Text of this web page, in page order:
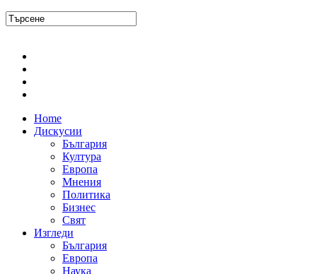
Home
Дискусии
България
Култура
Европа
Мнения
Политика
Бизнес
Свят
Изгледи
България
Европа
Наука